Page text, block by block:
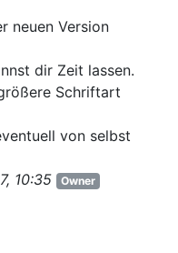
neuen Version
dir Zeit lassen.
Schriftart
von selbst
10:35 Owner